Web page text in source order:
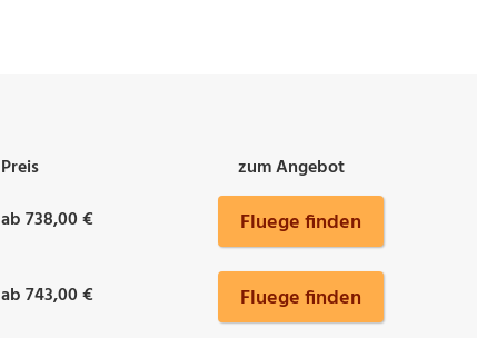
Preis
zum Angebot
ab 738,00 € Fluege finden
ab 743,00 € Fluege finden